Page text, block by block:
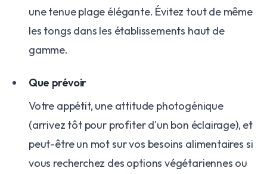
une tenue plage élégante. Évitez tout de même
les tongs dans les établissements haut de
gamme.
Que prévoir
Votre appétit, une attitude photogénique
(arrivez tôt pour profiter d'un bon éclairage), et
peut-être un mot sur vos besoins alimentaires si
vous recherchez des options végétariennes ou